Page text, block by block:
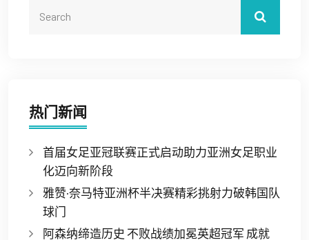
热门新闻
首届女足亚冠联赛正式启动助力亚洲女足职业
化迈向新阶段
雅赞·奈马特亚洲杯半决赛精彩挑射力破韩国队
球门
阿森纳缔造历史 不败战绩加冕英超冠军 成就